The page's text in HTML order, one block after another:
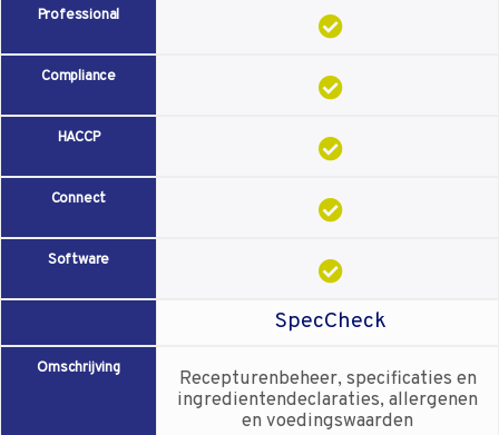
Professional
Compliance
HACCP
Connect
Software
SpecCheck
Omschrijving
Recepturenbeheer, specificaties en
ingredientendeclaraties, allergenen
en voedingswaarden